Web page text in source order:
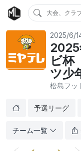
大会、クラ
2025/6/
ビ杯
ツ少
松島フッ
予選リーグ
チーム一覧